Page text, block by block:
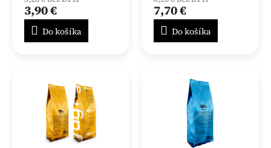
3,90 €
Do košíka
7,70 €
Do košíka